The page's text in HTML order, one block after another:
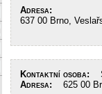
Adresa:
637 00 Brno,
Kontaktní osoba:
Adresa: 625 00